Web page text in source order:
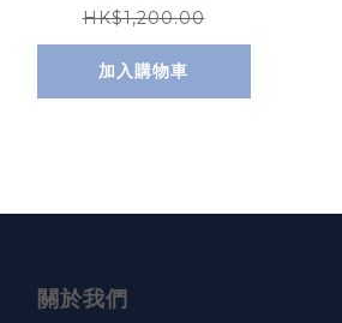
HK$1,200.00
加入購物車
關於我們